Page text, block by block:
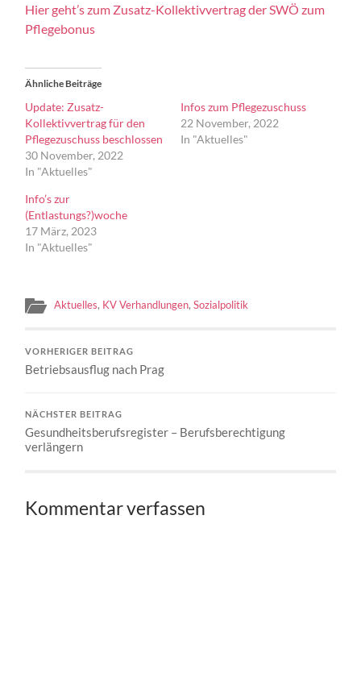
Hier geht’s zum Zusatz-Kollektivvertrag der SWÖ zum
Pflegebonus
Ähnliche Beiträge
Update: Zusatz-
Kollektivvertrag für den
Pflegezuschuss beschlossen
30 November, 2022
In "Aktuelles"
Infos zum Pflegezuschuss
22 November, 2022
In "Aktuelles"
Info’s zur
(Entlastungs?)woche
17 März, 2023
In "Aktuelles"
Aktuelles, KV Verhandlungen,Sozialpolitik
VORHERIGER BEITRAG
Betriebsausflug nach Prag
NÄCHSTER BEITRAG
Gesundheitsberufsregister – Berufsberechtigung
verlängern
Kommentar verfassen